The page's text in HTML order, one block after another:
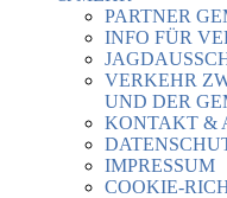
PARTNER
INFO FÜR
VERKEHR
UND DER
KONTAKT &
IMPRESSUM
COOKIE-